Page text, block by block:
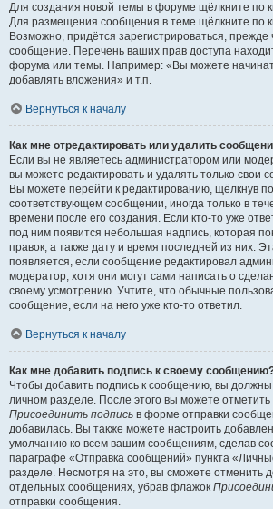
Для создания новой темы в форуме щёлкните по
Для размещения сообщения в теме щёлкните по
Возможно, придётся зарегистрироваться, прежде
сообщение. Перечень ваших прав доступа
форума или темы. Например: «Вы можете
добавлять вложения» и т.п.
Вернуться к началу
Как мне отредактировать или удалить
Если вы не являетесь администратором или
вы можете редактировать и удалять только свои
Вы можете перейти к редактированию, щёлкнув
соответствующем сообщении, иногда только в
времени после его создания. Если кто-то уже
под ним появится небольшая надпись, которая
правок, а также дату и время последней из них.
появляется, если сообщение редактировал
модератор, хотя они могут сами написать о
своему усмотрению. Учтите, что обычные
сообщение, если на него уже кто-то ответил.
Вернуться к началу
Как мне добавить подпись к своему
Чтобы добавить подпись к сообщению, вы должны
личном разделе. После этого вы можете
Присоединить подпись в форме отправки
добавилась. Вы также можете настроить
умолчанию ко всем вашим сообщениям, сделав
параграфе «Отправка сообщений» пункта
разделе. Несмотря на это, вы сможете отменить
отдельных сообщениях, убрав флажок
отправки сообщения.